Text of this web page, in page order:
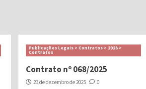
Publicações Legais > Contratos > 2025 >
Contratos
Contrato nº 068/2025
23 de dezembro de 2025 0